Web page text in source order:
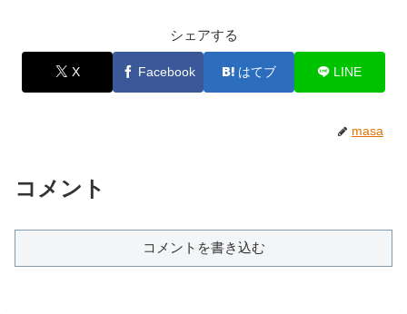
シェアする
X Facebook はてブ LINE
masa
コメント
コメントを書き込む